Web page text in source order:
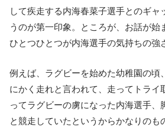
して疾走する内海春菜子選手とのギャ
うのが第一印象。ところが、お話が始
ひとつひとつが内海選手の気持ちの強
例えば、ラグビーを始めた幼稚園の頃
にかく走れと言われて、走ってトライ
ってラグビーの虜になった内海選手、
と競走していたというからかなりのも